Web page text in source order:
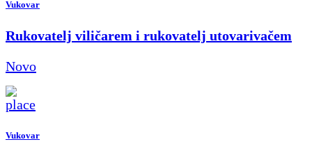
Vukovar
Rukovatelj viličarem i rukovatelj utovarivačem
Novo
Vukovar